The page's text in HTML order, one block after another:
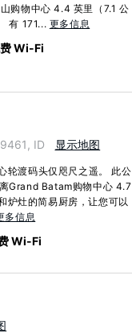
购物中心 4.4 英里（7.1 公
有 171... 更多信息
Wi-Fi
ID 显示地图
轮渡码头仅咫尺之遥。 此公
Grand Batam购物中心 4.7
炉灶的简易厨房，让您可以
多信息
Wi-Fi